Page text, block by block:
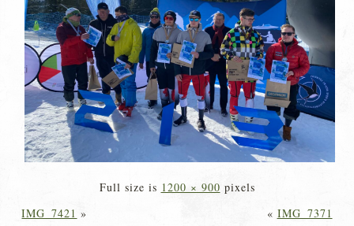
Full size is 1200 × 900 pixels
IMG_7421 » « IMG_7371